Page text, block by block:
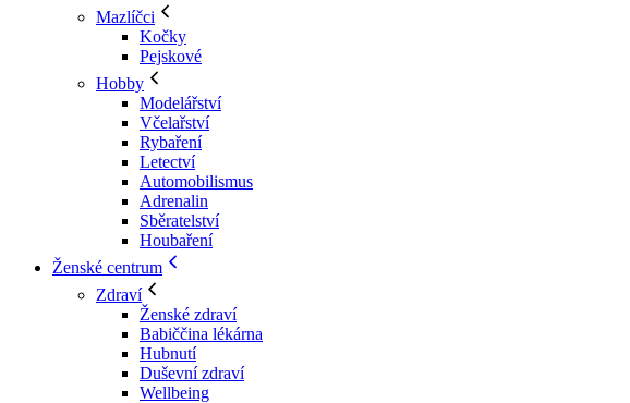
Mazlíčci
Kočky
Pejskové
Hobby
Modelářství
Včelařství
Rybaření
Letectví
Automobilismus
Adrenalin
Sběratelství
Houbaření
Ženské centrum
Zdraví
Ženské zdraví
Babiččina lékárna
Hubnutí
Duševní zdraví
Wellbeing